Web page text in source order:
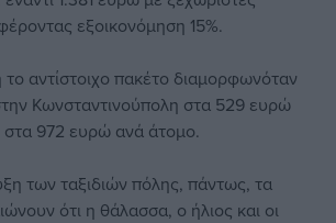
εξοικονόμηση 15%.
αντίστοιχο πακέτο διαμορφωνόταν
Κωνσταντινούπολη στα 529 ευρώ
972 ευρώ ανά άτομο.
των ταξιδιών πόλης, πάντως, τα
ότι η θάλασσα, ο ήλιος και οι